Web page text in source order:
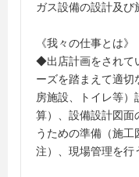
ガス設備の設計及び
《我々の仕事とは》
◆出店計画をされて
ーズを踏まえて適切
房施設、トイレ等
算）、設備設計図面
うための準備（施
注）、現場管理を行